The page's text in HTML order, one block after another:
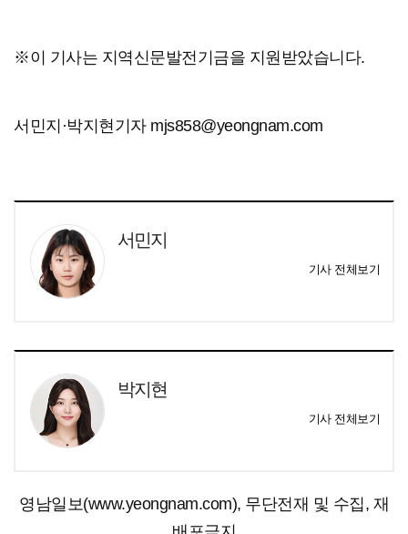
※이 기사는 지역신문발전기금을 지원받았습니다.
서민지·박지현기자 mjs858@yeongnam.com
서민지
기사 전체보기
박지현
기사 전체보기
영남일보(www.yeongnam.com), 무단전재 및 수집, 재